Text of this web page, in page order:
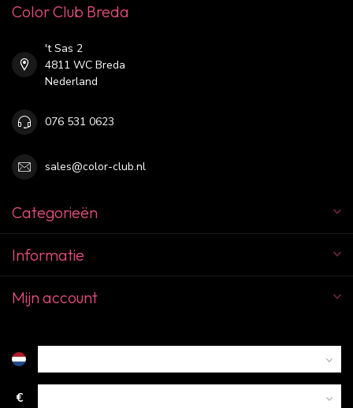
Color Club Breda
't Sas 2
4811 WC Breda
Nederland
076 531 0623
sales@color-club.nl
Categorieën
Informatie
Mijn account
€